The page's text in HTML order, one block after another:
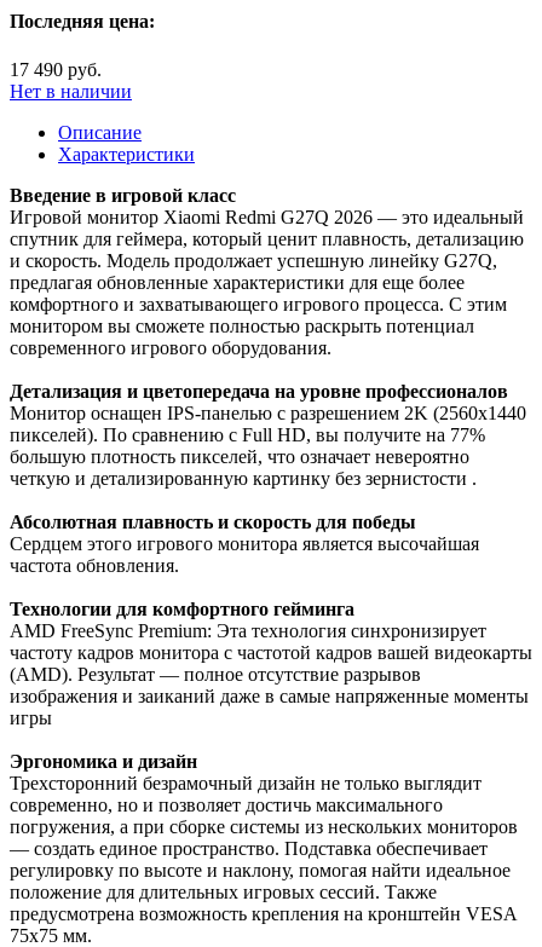
Последняя цена:
17 490 руб.
Нет в наличии
Описание
Характеристики
Введение в игровой класс
Игровой монитор Xiaomi Redmi G27Q 2026 — это идеальный
спутник для геймера, который ценит плавность, детализацию
и скорость. Модель продолжает успешную линейку G27Q,
предлагая обновленные характеристики для еще более
комфортного и захватывающего игрового процесса. С этим
монитором вы сможете полностью раскрыть потенциал
современного игрового оборудования.
Детализация и цветопередача на уровне профессионалов
Монитор оснащен IPS-панелью с разрешением 2K (2560x1440
пикселей). По сравнению с Full HD, вы получите на 77%
большую плотность пикселей, что означает невероятно
четкую и детализированную картинку без зернистости .
Абсолютная плавность и скорость для победы
Сердцем этого игрового монитора является высочайшая
частота обновления.
Технологии для комфортного гейминга
AMD FreeSync Premium: Эта технология синхронизирует
частоту кадров монитора с частотой кадров вашей видеокарты
(AMD). Результат — полное отсутствие разрывов
изображения и заиканий даже в самые напряженные моменты
игры
Эргономика и дизайн
Трехсторонний безрамочный дизайн не только выглядит
современно, но и позволяет достичь максимального
погружения, а при сборке системы из нескольких мониторов
— создать единое пространство. Подставка обеспечивает
регулировку по высоте и наклону, помогая найти идеальное
положение для длительных игровых сессий. Также
предусмотрена возможность крепления на кронштейн VESA
75x75 мм.